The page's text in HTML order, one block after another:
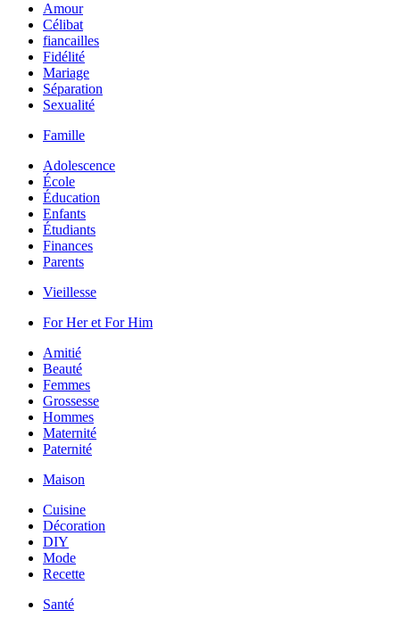
Amour
Célibat
fiancailles
Fidélité
Mariage
Séparation
Sexualité
Famille
Adolescence
École
Éducation
Enfants
Étudiants
Finances
Parents
Vieillesse
For Her et For Him
Amitié
Beauté
Femmes
Grossesse
Hommes
Maternité
Paternité
Maison
Cuisine
Décoration
DIY
Mode
Recette
Santé